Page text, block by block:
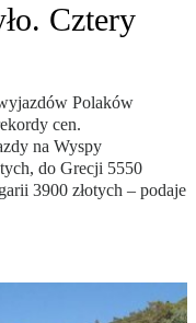
Cztery
Polaków
cen.
na Wyspy
do Grecji 5550
3900 złotych – podaje